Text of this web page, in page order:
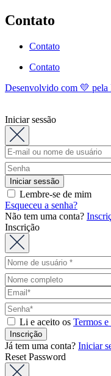
Contato
Contato
Contato
Desenvolvido com 💛 pela
Iniciar sessão
Lembre-se de mim
Esqueceu a senha?
Não tem uma conta?
Inscrição
Li e aceito os Termos
Já tem uma conta? Iniciar
Reset Password